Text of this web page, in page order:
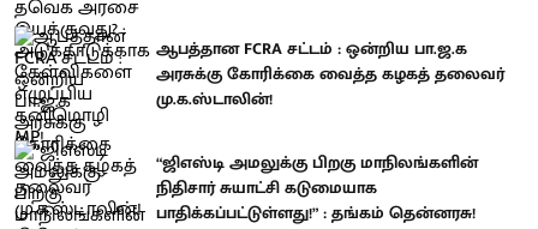
ஆபத்தான FCRA சட்டம் : ஒன்றிய பா.ஜ.க
அரசுக்கு கோரிக்கை வைத்த கழகத் தலைவர்
மு.க.ஸ்டாலின்!
“ஜிஎஸ்டி அமலுக்கு பிறகு மாநிலங்களின்
நிதிசார் சுயாட்சி கடுமையாக
பாதிக்கப்பட்டுள்ளது!” : தங்கம் தென்னரசு!